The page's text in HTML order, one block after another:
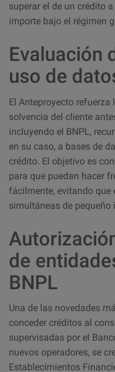
superar el de un crédito
importe bajo el régimen
Evaluación
uso de
El Anteproyecto
solvencia del cliente
incluyendo el BNPL,
en su caso, a bases de
crédito. El objetivo es
para que puedan hacer
fácilmente, evitando
simultáneas de pequeño
de
BNPL
Una de las novedades
conceder créditos al
supervisadas por el
nuevos operadores, se
Establecimientos